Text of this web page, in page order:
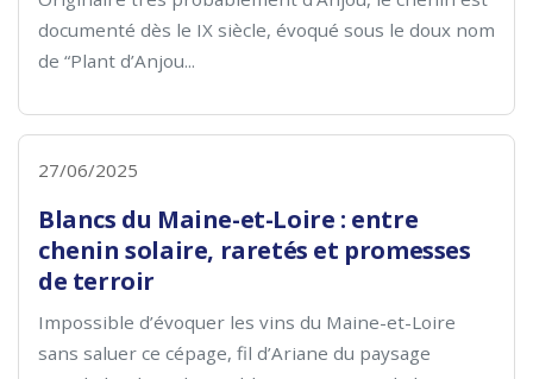
documenté dès le IX siècle, évoqué sous le doux nom
de “Plant d’Anjou...
27/06/2025
Blancs du Maine-et-Loire : entre
chenin solaire, raretés et promesses
de terroir
Impossible d’évoquer les vins du Maine-et-Loire
sans saluer ce cépage, fil d’Ariane du paysage